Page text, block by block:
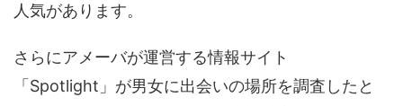
人気があります。
さらにアメーバが運営する情報サイト
「Spotlight」が男女に出会いの場所を調査したと